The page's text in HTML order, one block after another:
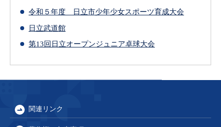
令和５年度 日立市少年少女スポーツ育成大会
日立武道館
第13回日立オープンジュニア卓球大会
関連リンク